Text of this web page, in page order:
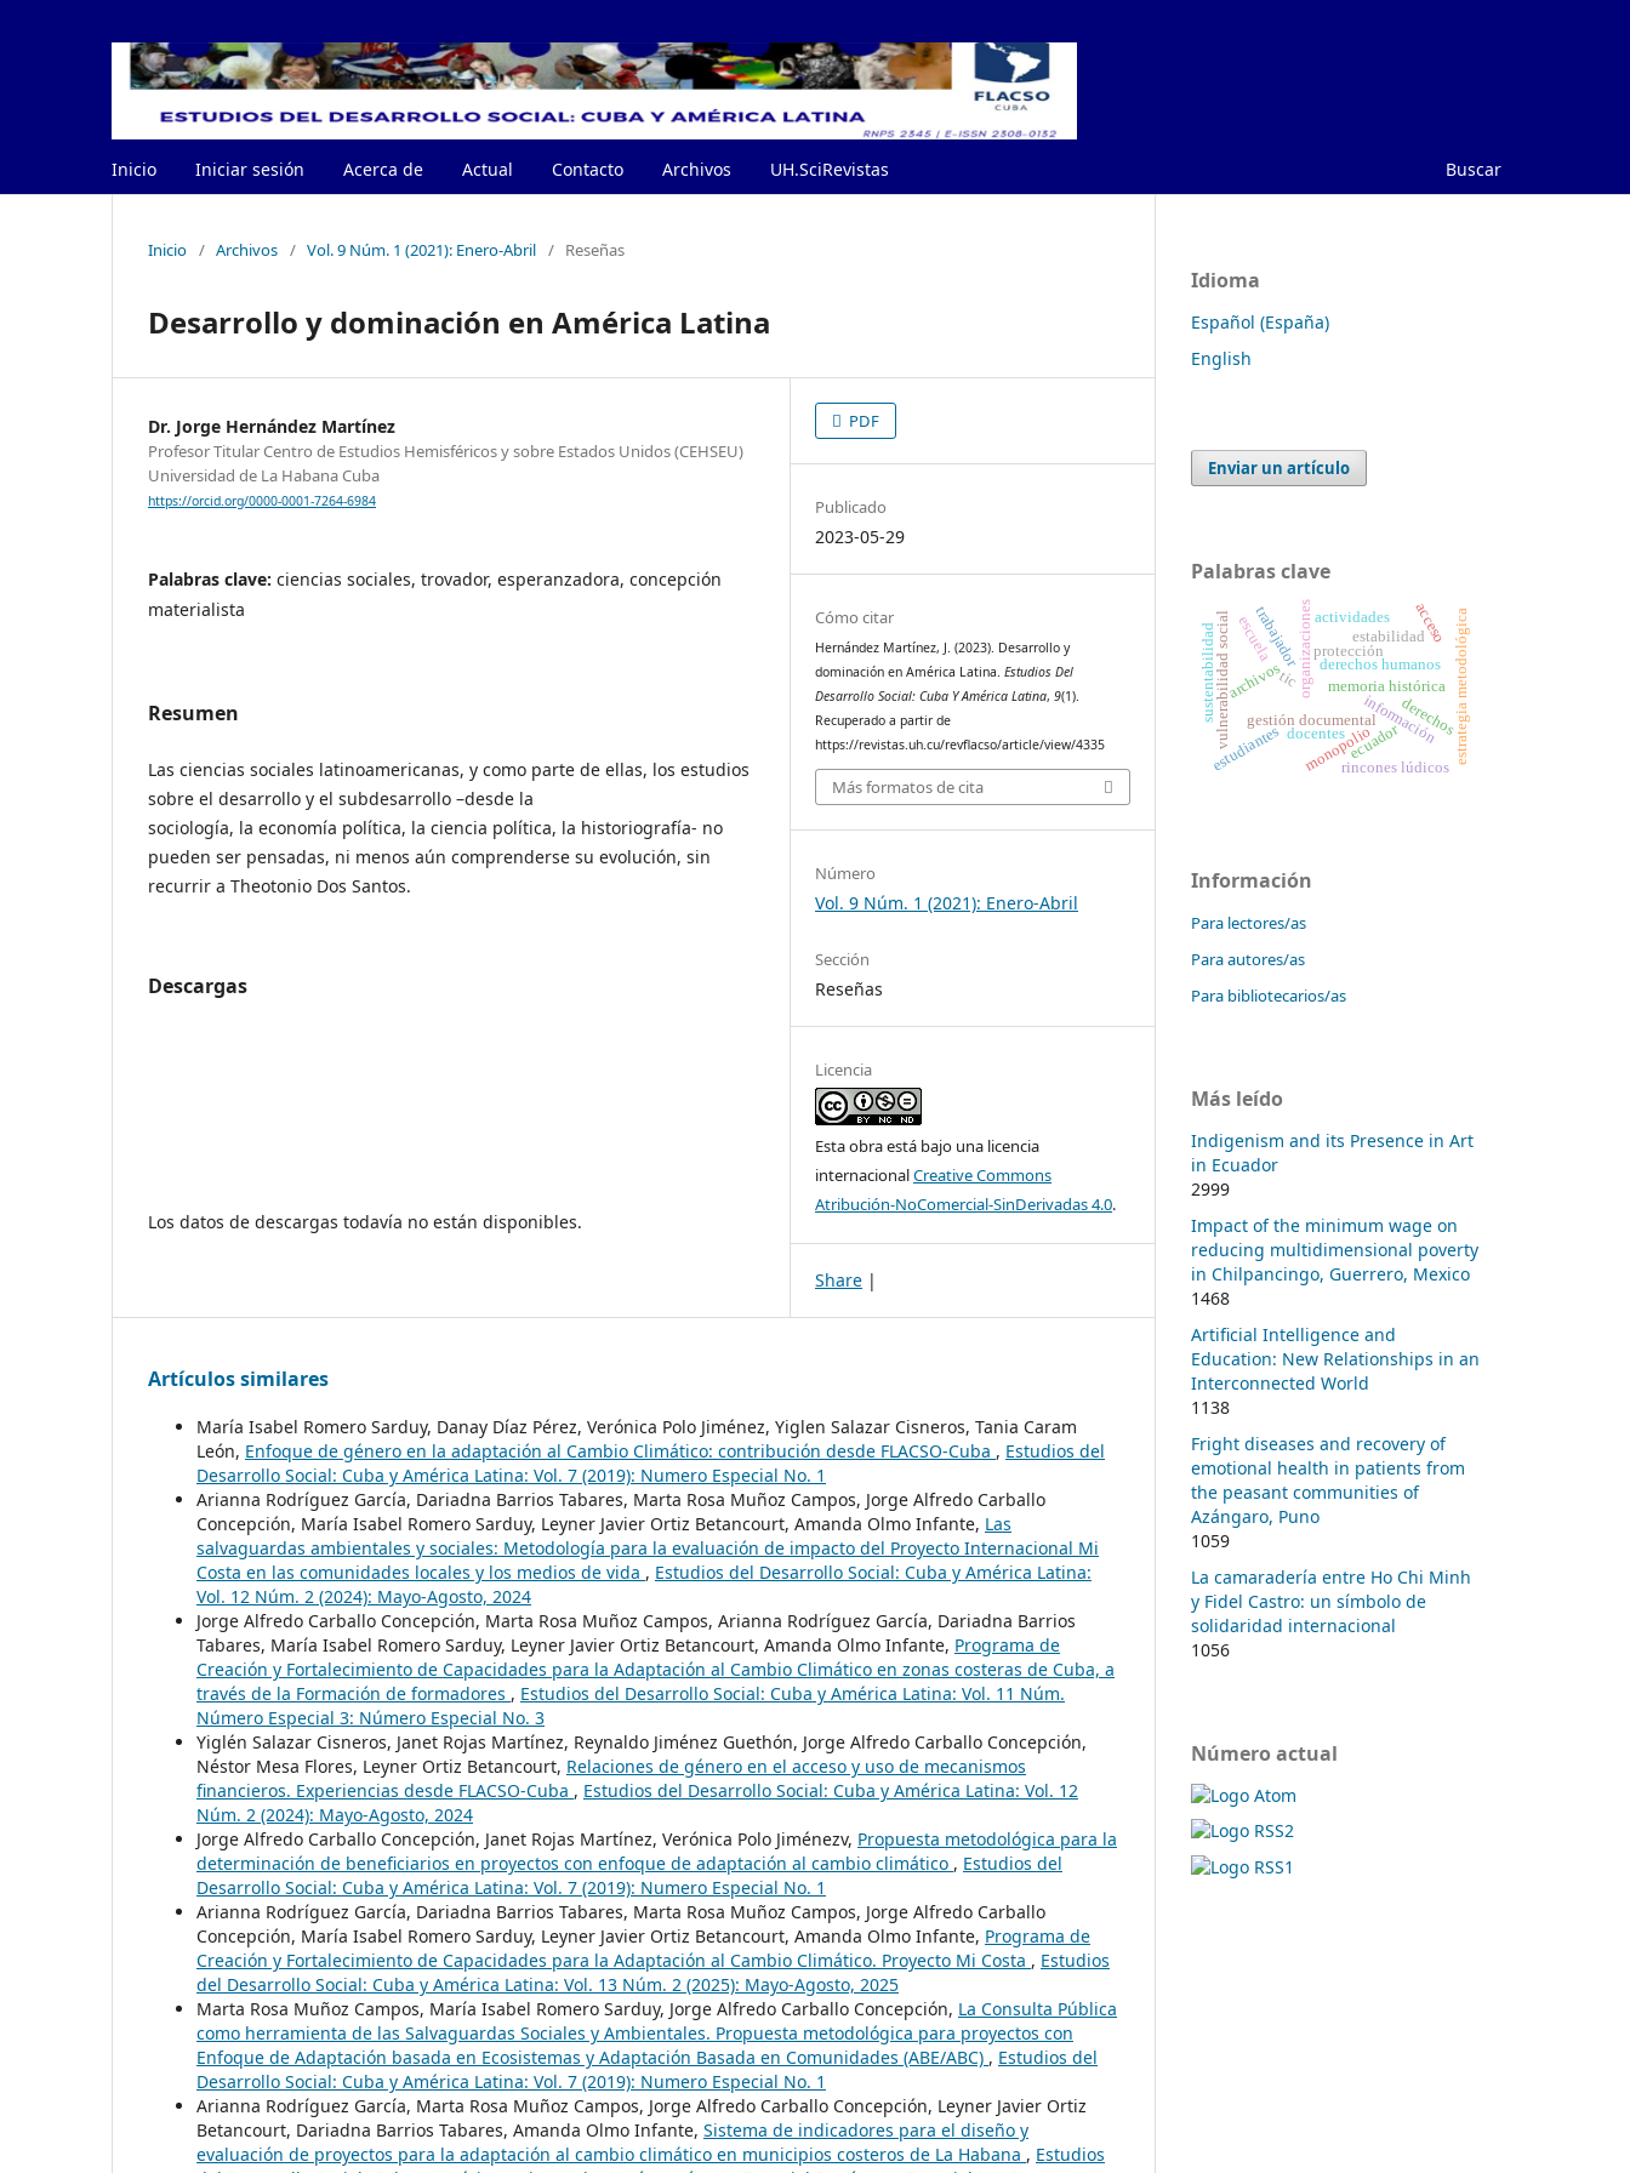
Inicio Iniciar sesión Acerca de Actual Contacto Archivos UH.SciRevistas Buscar
Inicio / Archivos / Vol. 9 Núm. 1 (2021): Enero-Abril / Reseñas
Desarrollo y dominación en América Latina
Dr. Jorge Hernández Martínez
Profesor Titular Centro de Estudios Hemisféricos y sobre Estados Unidos (CEHSEU)
Universidad de La Habana Cuba
https://orcid.org/0000-0001-7264-6984
Palabras clave: ciencias sociales, trovador, esperanzadora, concepción
materialista
Resumen
Las ciencias sociales latinoamericanas, y como parte de ellas, los estudios
sobre el desarrollo y el subdesarrollo –desde la
sociología, la economía política, la ciencia política, la historiografía- no
pueden ser pensadas, ni menos aún comprenderse su evolución, sin
recurrir a Theotonio Dos Santos.
Descargas
Los datos de descargas todavía no están disponibles.
PDF
Publicado
2023-05-29
Cómo citar
Hernández Martínez, J. (2023). Desarrollo y
dominación en América Latina.Estudios Del
Desarrollo Social: Cuba Y América Latina,9(1).
Recuperado a partir de
https://revistas.uh.cu/revflacso/article/view/4335
Más formatos de cita
Número
Vol. 9 Núm. 1 (2021): Enero-Abril
Sección
Reseñas
Licencia
Esta obra está bajo una licencia
internacionalCreative Commons
Atribución-NoComercial-SinDerivadas 4.0.
Share |
Artículos similares
María Isabel Romero Sarduy, Danay Díaz Pérez, Verónica Polo Jiménez, Yiglen Salazar Cisneros, Tania Caram
León, Enfoque de género en la adaptación al Cambio Climático: contribución desde FLACSO-Cuba , Estudios del
Desarrollo Social: Cuba y América Latina: Vol. 7 (2019): Numero Especial No. 1
Arianna Rodríguez García, Dariadna Barrios Tabares, Marta Rosa Muñoz Campos, Jorge Alfredo Carballo
Concepción, María Isabel Romero Sarduy, Leyner Javier Ortiz Betancourt, Amanda Olmo Infante, Las
salvaguardas ambientales y sociales: Metodología para la evaluación de impacto del Proyecto Internacional Mi
Costa en las comunidades locales y los medios de vida , Estudios del Desarrollo Social: Cuba y América Latina:
Vol. 12 Núm. 2 (2024): Mayo-Agosto, 2024
Jorge Alfredo Carballo Concepción, Marta Rosa Muñoz Campos, Arianna Rodríguez García, Dariadna Barrios
Tabares, María Isabel Romero Sarduy, Leyner Javier Ortiz Betancourt, Amanda Olmo Infante, Programa de
Creación y Fortalecimiento de Capacidades para la Adaptación al Cambio Climático en zonas costeras de Cuba, a
través de la Formación de formadores , Estudios del Desarrollo Social: Cuba y América Latina: Vol. 11 Núm.
Número Especial 3: Número Especial No. 3
Yiglén Salazar Cisneros, Janet Rojas Martínez, Reynaldo Jiménez Guethón, Jorge Alfredo Carballo Concepción,
Néstor Mesa Flores, Leyner Ortiz Betancourt, Relaciones de género en el acceso y uso de mecanismos
financieros. Experiencias desde FLACSO-Cuba , Estudios del Desarrollo Social: Cuba y América Latina: Vol. 12
Núm. 2 (2024): Mayo-Agosto, 2024
Jorge Alfredo Carballo Concepción, Janet Rojas Martínez, Verónica Polo Jiménezv, Propuesta metodológica para la
determinación de beneficiarios en proyectos con enfoque de adaptación al cambio climático , Estudios del
Desarrollo Social: Cuba y América Latina: Vol. 7 (2019): Numero Especial No. 1
Arianna Rodríguez García, Dariadna Barrios Tabares, Marta Rosa Muñoz Campos, Jorge Alfredo Carballo
Concepción, María Isabel Romero Sarduy, Leyner Javier Ortiz Betancourt, Amanda Olmo Infante, Programa de
Creación y Fortalecimiento de Capacidades para la Adaptación al Cambio Climático. Proyecto Mi Costa , Estudios
del Desarrollo Social: Cuba y América Latina: Vol. 13 Núm. 2 (2025): Mayo-Agosto, 2025
Marta Rosa Muñoz Campos, María Isabel Romero Sarduy, Jorge Alfredo Carballo Concepción, La Consulta Pública
como herramienta de las Salvaguardas Sociales y Ambientales. Propuesta metodológica para proyectos con
Enfoque de Adaptación basada en Ecosistemas y Adaptación Basada en Comunidades (ABE/ABC) , Estudios del
Desarrollo Social: Cuba y América Latina: Vol. 7 (2019): Numero Especial No. 1
Arianna Rodríguez García, Marta Rosa Muñoz Campos, Jorge Alfredo Carballo Concepción, Leyner Javier Ortiz
Betancourt, Dariadna Barrios Tabares, Amanda Olmo Infante, Sistema de indicadores para el diseño y
evaluación de proyectos para la adaptación al cambio climático en municipios costeros de La Habana , Estudios
Idioma
Español (España)
English
Enviar un artículo
Palabras clave
gestión documental
archivos memoria histórica
organizaciones
información
protección
vulnerabilidad social ecuador
actividades estrategia metodológica
tic
derechos humanos
sustentabilidad trabajador
derechos
estabilidad
docentes
escuela
estudiantes monopolio
acceso
rincones lúdicos
Información
Para lectores/as
Para autores/as
Para bibliotecarios/as
Más leído
Indigenism and its Presence in Art
in Ecuador
2999
Impact of the minimum wage on
reducing multidimensional poverty
in Chilpancingo, Guerrero, Mexico
1468
Artificial Intelligence and
Education: New Relationships in an
Interconnected World
1138
Fright diseases and recovery of
emotional health in patients from
the peasant communities of
Azángaro, Puno
1059
La camaradería entre Ho Chi Minh
y Fidel Castro: un símbolo de
solidaridad internacional
1056
Número actual